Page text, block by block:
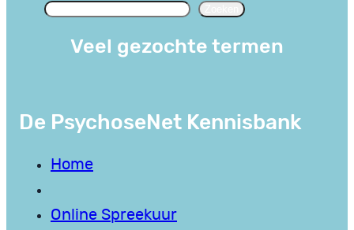
Veel gezochte termen
De PsychoseNet Kennisbank
Home
Online Spreekuur